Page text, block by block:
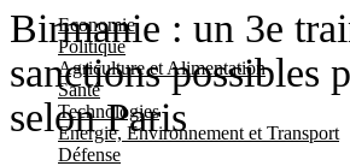
Economie
Politique
Agriculture et Alimentation
Santé
Technologies
Energie, Environnement et Transport
Défense
Birmanie : un 3e
sanctions possibles
selon Paris